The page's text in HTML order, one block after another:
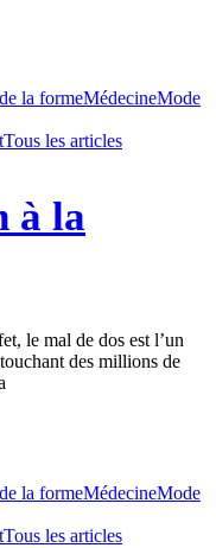
la formeMédecineMode
Tous les articles
à la
le mal de dos est l’un
des millions de
la formeMédecineMode
Tous les articles